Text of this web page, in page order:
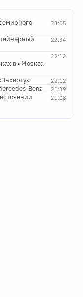
23:05
22:34
22:12
в «Москва-
22:12
21:39
Benz
21:08